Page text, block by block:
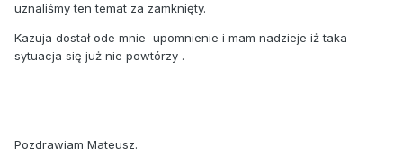
uznaliśmy ten temat za zamknięty.
Kazuja dostał ode mnie upomnienie i mam nadzieje iż taka
sytuacja się już nie powtórzy .
Pozdrawiam Mateusz.